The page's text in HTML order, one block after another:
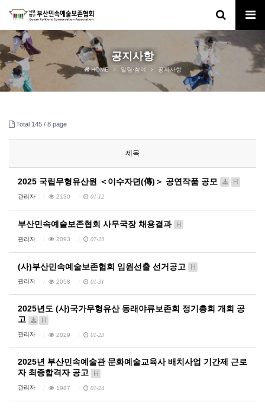
공지사항
HOME 알림·참여 공지사항
Total 145 / 8 page
제목
2025 국립무형유산원 ＜이수자뎐(傳)＞ 공연작품 공모 H
관리자 2130 01-12
부산민속예술보존협회 사무국장 채용결과 H
관리자 2093 07-29
(사)부산민속예술보존협회 임원선출 선거공고 H
관리자 2058 01-31
2025년도 (사)국가무형유산 동래야류보존회 정기총회 개회 공
고
H
관리자 2029 01-23
2025년 부산민속예술관 문화예술교육사 배치사업 기간제 근로
자 최종합격자 공고
H
관리자 1987 01-24